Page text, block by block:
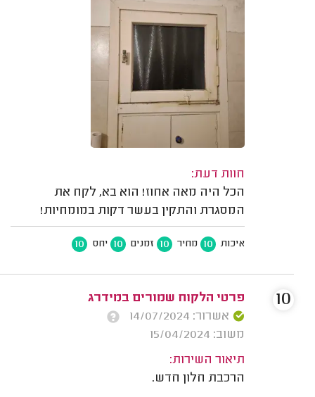
חוות דעת:
הכל היה מאה אחוז! הוא בא, לקח את
המסגרת והתקין בעשר דקות במומחיות!
איכות 10 מחיר 10 זמנים 10 יחס 10
פרטי הלקוח שמורים במידרג
אשרור: 14/07/2024
משוב: 15/04/2024
תיאור השירות:
הרכבת חלון חדש.
10